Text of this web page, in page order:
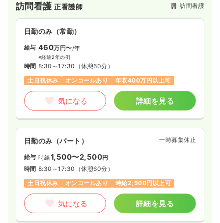
訪問看護正看護師 訪問看護
日勤のみ（常勤）
給与 460万円〜/年
※経験2年の例
時間 8:30～17:30 （休憩60分）
土日祝休み
オンコールあり 年収400万円以上可
気になる 詳細を見る
日勤のみ（パート） 一時募集休止
給与 時給1,500〜2,500円
時間 8:30～17:30 （休憩60分）
土日祝休み
オンコールあり 時給2,500円以上可
気になる 詳細を見る